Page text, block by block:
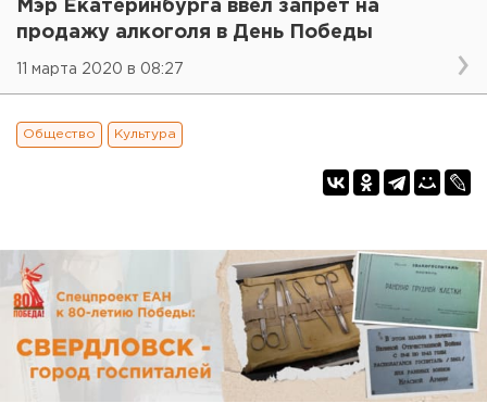
Мэр Екатеринбурга ввел запрет на
продажу алкоголя в День Победы
11 марта 2020 в 08:27
Общество Культура